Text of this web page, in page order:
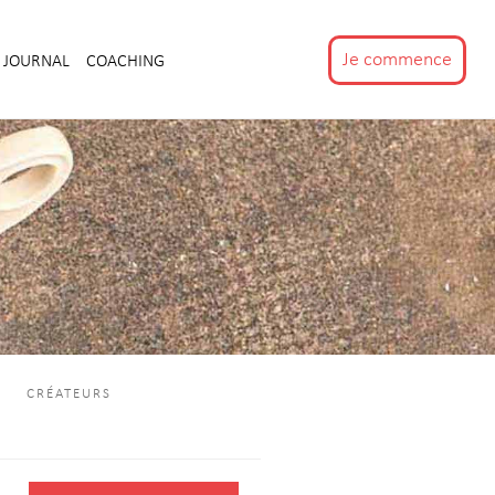
JOURNAL COACHING Je commence
CRÉATEURS